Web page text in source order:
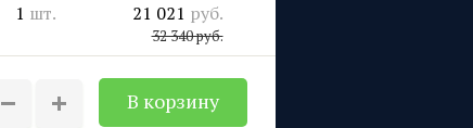
1 шт. 21 021 руб.
32 340руб.